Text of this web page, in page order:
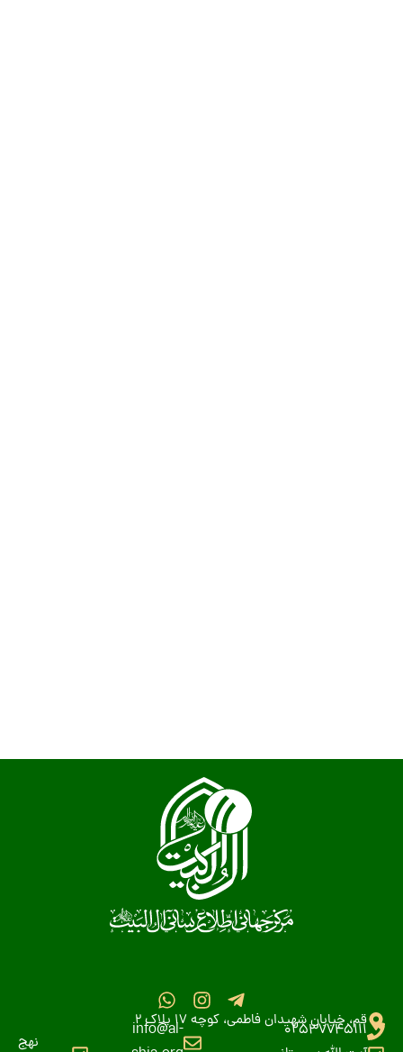
قم، خیابان شهیدان فاطمی، کوچه 17 پلاک 2
02537745111
info@al-
نهج